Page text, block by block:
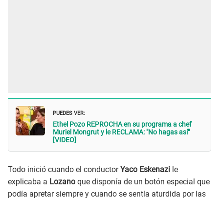
PUEDES VER:
Ethel Pozo REPROCHA en su programa a chef
Muriel Mongrut y le RECLAMA: "No hagas así"
[VIDEO]
Todo inició cuando el conductorYaco Eskenazi le
explicaba a Lozano que disponía de un botón especial que
podía apretar siempre y cuando se sentía aturdida por las